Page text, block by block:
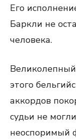
Его
Баркли не
человека.
этого
аккордов
судьи не
неоспоримый